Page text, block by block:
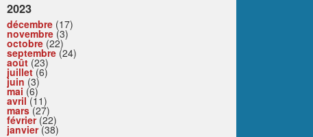
2023
décembre (17)
novembre (3)
octobre (22)
septembre (24)
août (23)
juillet(6)
juin (3)
mai (6)
avril(11)
mars(27)
février(22)
janvier(38)